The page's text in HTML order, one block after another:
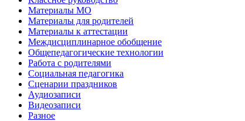
Материалы МО
Материалы для родителей
Материалы к аттестации
Междисциплинарное обобщение
Общепедагогические технологии
Работа с родителями
Социальная педагогика
Сценарии праздников
Аудиозаписи
Видеозаписи
Разное